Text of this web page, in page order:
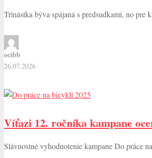
Trinástka býva spájaná s predsudkami, no
ocibb
26.07.2026
Víťazi 12. ročníka kampane
Slávnostné vyhodnotenie kampane Do práce